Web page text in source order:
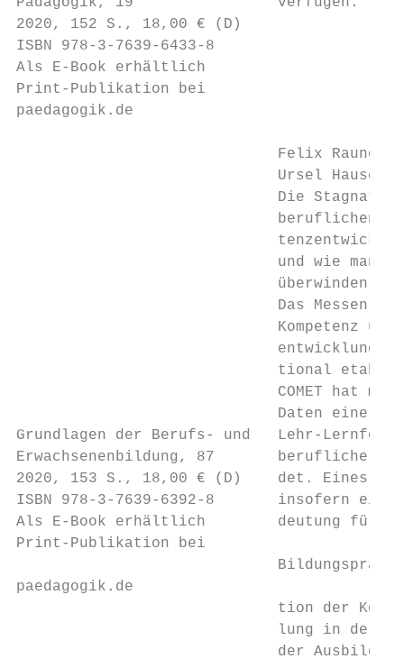
2020, 152 S., 18,00 € (D)
ISBN 978-3-7639-6433-8
Als E-Book erhältlich
Print-Publikation bei
paedagogik.de
                             Felix Rauner,
Ursel
Die
beruflichen
und wie man
überwinden
Das Messen
Kompetenz und
entwicklung
tional
COMET hat mit
Daten eine
Grundlagen der Berufs- und   Lehr-
Erwachsenenbildung, 87       berufliche
2020, 153 S., 18,00 € (D)    det. Eines der
ISBN 978-3-7639-6392-8       insofern eine
Als E-Book erhältlich        deutung für
Print-Publikation bei
paedagogik.de
tion der
lung in der
der